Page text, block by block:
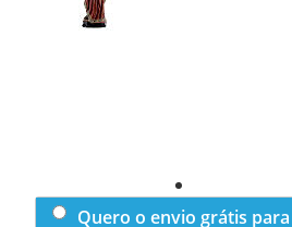
Quero o envio grátis